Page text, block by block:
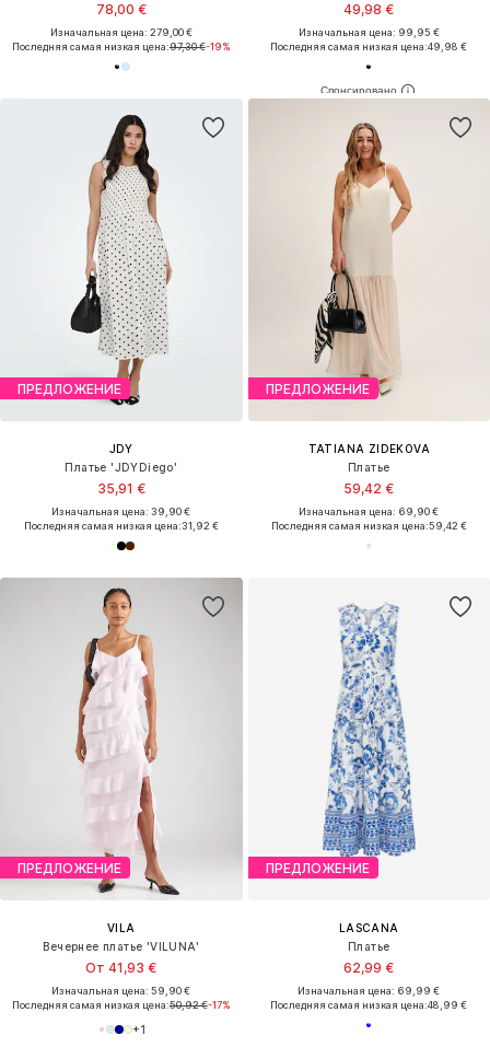
78,00 €
Изначальная цена: 279,00 €
Последняя самая низкая цена:97,30 €-19%
49,98 €
Изначальная цена: 99,95 €
Последняя самая низкая цена:49,98 €
ПРЕДЛОЖЕНИЕ
JDY
Платье 'JDYDiego'
35,91 €
Изначальная цена: 39,90 €
Последняя самая низкая цена:31,92 €
ПРЕДЛОЖЕНИЕ
TATIANA ZIDEKOVA
Платье
59,42 €
Изначальная цена: 69,90 €
Последняя самая низкая цена:59,42 €
ПРЕДЛОЖЕНИЕ
VILA
Вечернее платье 'VILUNA'
От 41,93 €
Изначальная цена: 59,90 €
Последняя самая низкая цена:50,92 €-17%
+1
ПРЕДЛОЖЕНИЕ
LASCANA
Платье
62,99 €
Изначальная цена: 69,99 €
Последняя самая низкая цена:48,99 €